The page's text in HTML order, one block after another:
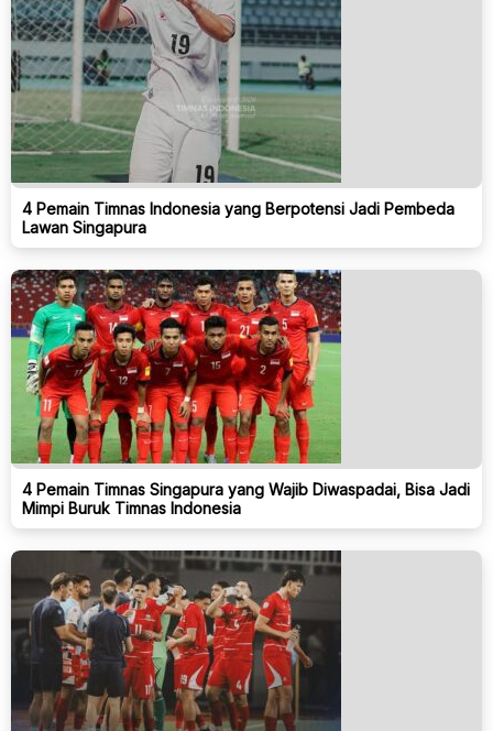
4 Pemain Timnas Indonesia yang Berpotensi Jadi Pembeda
Lawan Singapura
4 Pemain Timnas Singapura yang Wajib Diwaspadai, Bisa Jadi
Mimpi Buruk Timnas Indonesia